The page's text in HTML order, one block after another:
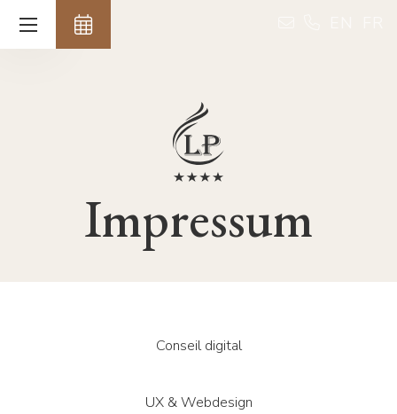
Impressum
Conseil digital
UX & Webdesign
Cookie-Einstellungen